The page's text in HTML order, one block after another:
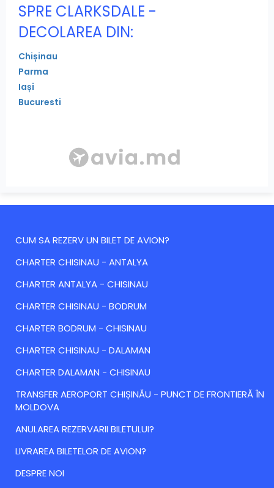
SPRE CLARKSDALE -
DECOLAREA DIN:
Chișinau
Parma
Iași
Bucuresti
CUM SA REZERV UN BILET DE AVION?
CHARTER CHISINAU - ANTALYA
CHARTER ANTALYA - CHISINAU
CHARTER CHISINAU - BODRUM
CHARTER BODRUM - CHISINAU
CHARTER CHISINAU - DALAMAN
CHARTER DALAMAN - CHISINAU
TRANSFER AEROPORT CHIȘINĂU - PUNCT DE FRONTIERĂ ÎN
MOLDOVA
ANULAREA REZERVARII BILETULUI?
LIVRAREA BILETELOR DE AVION?
DESPRE NOI